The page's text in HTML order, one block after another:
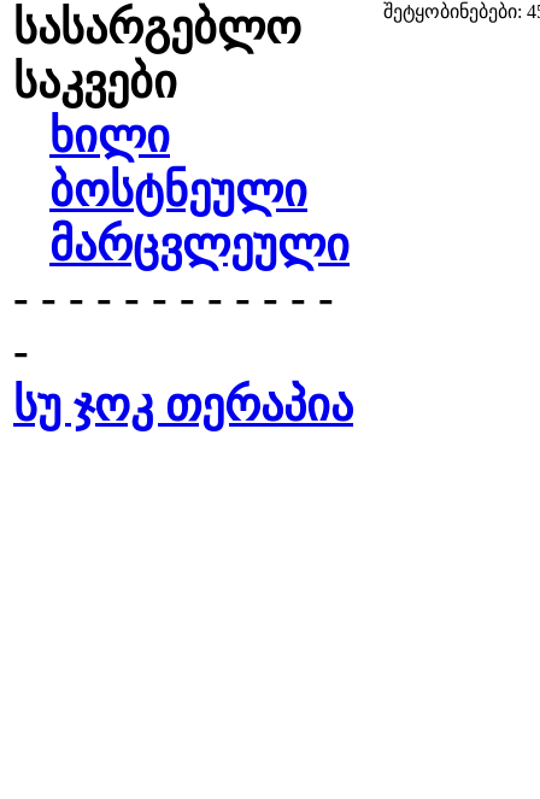
სასარგებლო
საკვები
ხილი
ბოსტნეული
მარცვლეული
- - - - - - - - - - - -
-
სუ ჯოკ თერაპია
შეტყობინებები: